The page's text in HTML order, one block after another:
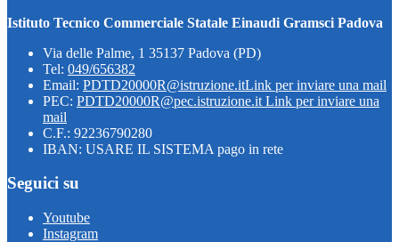
Istituto Tecnico Commerciale Statale Einaudi Gramsci Padova
Via delle Palme, 1 35137 Padova (PD)
Tel: 049/656382
Email: PDTD20000R@istruzione.itLink per inviare una mail
PEC: PDTD20000R@pec.istruzione.it Link per inviare una
mail
C.F.: 92236790280
IBAN: USARE IL SISTEMA pago in rete
Seguici su
Youtube
Instagram